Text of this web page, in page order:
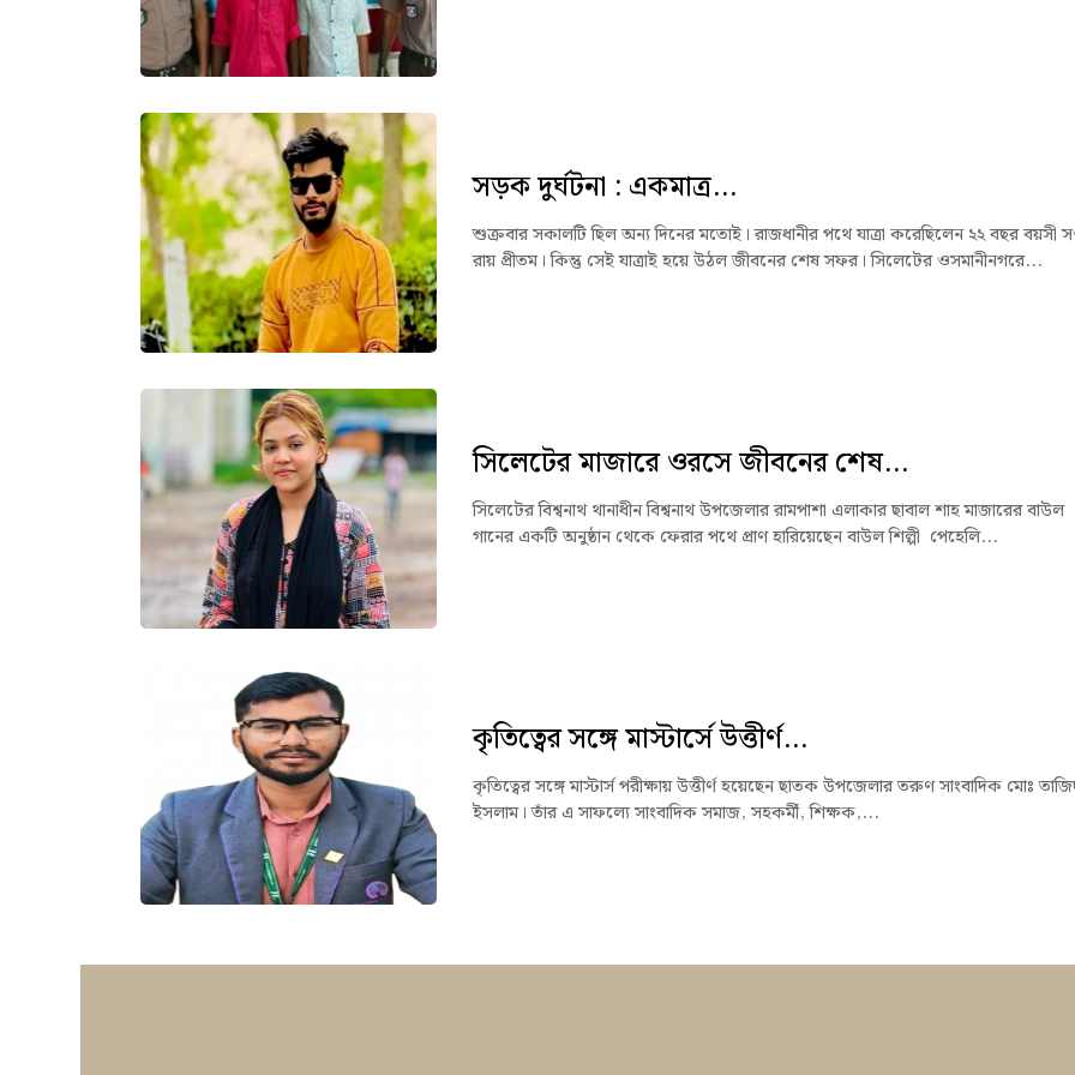
সড়ক দুর্ঘটনা : একমাত্র...
শুক্রবার সকালটি ছিল অন্য দিনের মতোই। রাজধানীর পথে যাত্রা করেছিলেন ২২ বছর বয়সী
রায় প্রীতম। কিন্তু সেই যাত্রাই হয়ে উঠল জীবনের শেষ সফর। সিলেটের ওসমানীনগরে...
সিলেটের মাজারে ওরসে জীবনের শেষ...
সিলেটের বিশ্বনাথ থানাধীন বিশ্বনাথ উপজেলার রামপাশা এলাকার ছাবাল শাহ মাজারের বাউল
গানের একটি অনুষ্ঠান থেকে ফেরার পথে প্রাণ হারিয়েছেন বাউল শিল্পী পেহেলি...
কৃতিত্বের সঙ্গে মাস্টার্সে উত্তীর্ণ...
কৃতিত্বের সঙ্গে মাস্টার্স পরীক্ষায় উত্তীর্ণ হয়েছেন ছাতক উপজেলার তরুণ সাংবাদিক মোঃ
ইসলাম। তাঁর এ সাফল্যে সাংবাদিক সমাজ, সহকর্মী, শিক্ষক,...